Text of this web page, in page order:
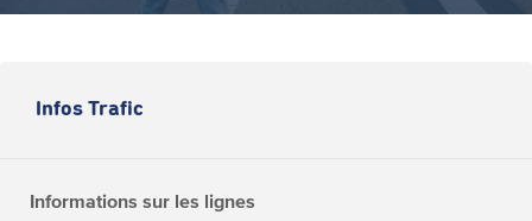
Infos Trafic
Informations sur les lignes